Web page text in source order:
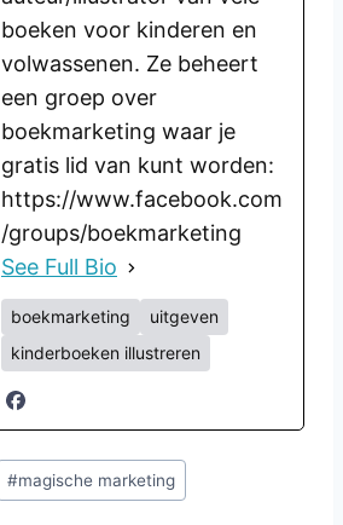
boeken voor kinderen en
volwassenen. Ze beheert
een groep over
boekmarketing waar je
gratis lid van kunt worden:
https://www.facebook.com
/groups/boekmarketing
See Full Bio
boekmarketing
uitgeven
kinderboeken illustreren
#magische marketing